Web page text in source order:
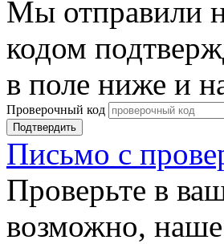
Мы отправили
кодом
в поле ниже и
Проверочный код
Подтвердить
Письмо с
Проверьте в
возможно,